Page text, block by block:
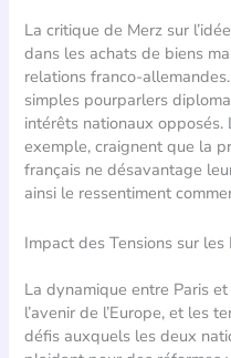
La critique de Merz sur
dans les achats de biens
relations franco-
simples pourparlers
intérêts nationaux
exemple, craignent que la
français ne désavantage
ainsi le ressentiment
Impact des Tensions sur
La dynamique entre Paris
l’avenir de l’Europe, et les
défis auxquels les deux